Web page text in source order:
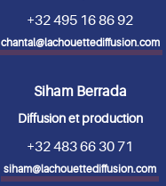
+32 495 16 86 92
chantal@lachouettediffusion.com
Siham Berrada
Diffusion et production
+32 483 66 30 71
siham@lachouettediffusion.com